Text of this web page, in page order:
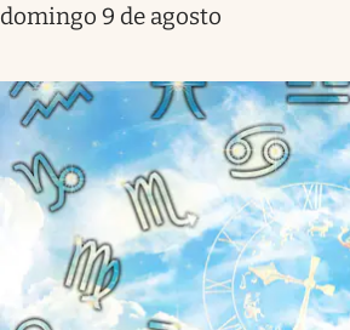
domingo 9 de agosto